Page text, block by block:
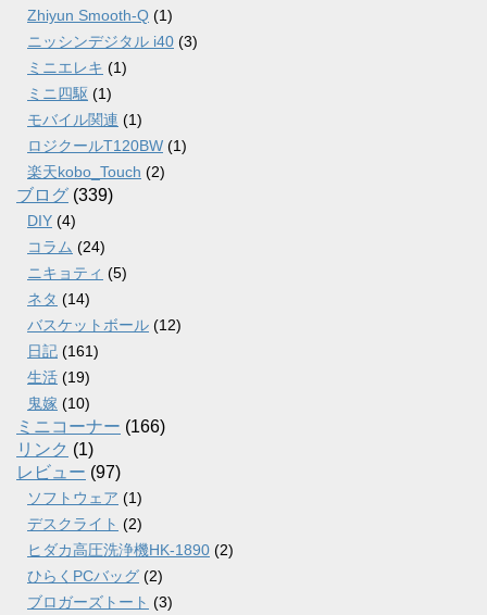
Zhiyun Smooth-Q (1)
ニッシンデジタル i40 (3)
ミニエレキ (1)
ミニ四駆 (1)
モバイル関連 (1)
ロジクールT120BW (1)
楽天kobo_Touch (2)
ブログ (339)
DIY (4)
コラム (24)
ニキョティ (5)
ネタ (14)
バスケットボール (12)
日記 (161)
生活 (19)
鬼嫁 (10)
ミニコーナー (166)
リンク (1)
レビュー (97)
ソフトウェア (1)
デスクライト (2)
ヒダカ高圧洗浄機HK-1890 (2)
ひらくPCバッグ (2)
ブロガーズトート (3)